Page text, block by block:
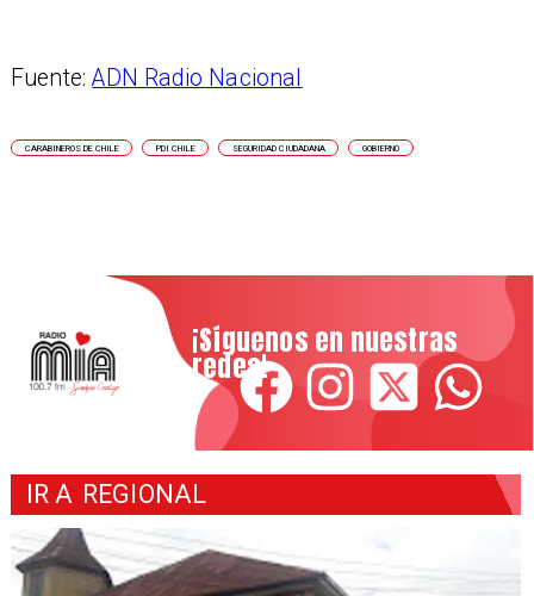
Fuente:ADN Radio Nacional
CARABINEROS DE CHILE PDI CHILE SEGURIDAD CIUDADANA GOBIERNO
¡Síguenos en nuestras
redes!
IR A REGIONAL